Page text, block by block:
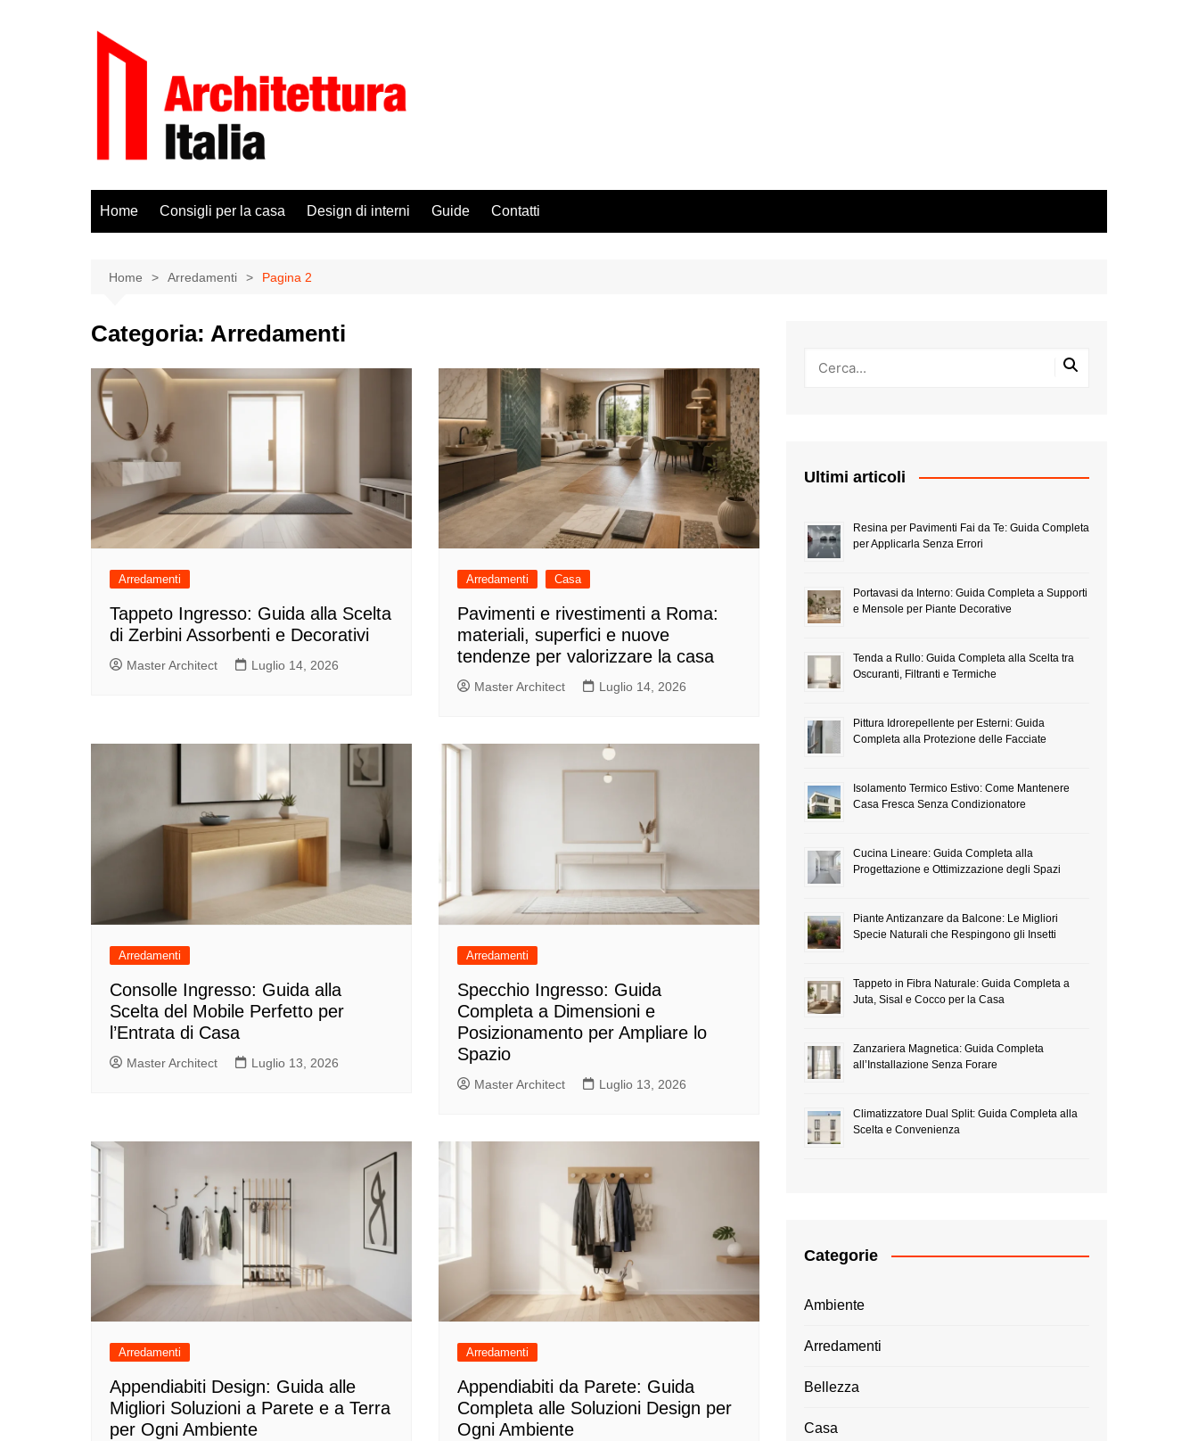
Home Consigli per la casa Design di interni Guide Contatti
Home Arredamenti Pagina 2
Categoria: Arredamenti
Arredamenti
Tappeto Ingresso: Guida alla Scelta
di Zerbini Assorbenti e Decorativi
Master Architect Luglio 14, 2026
Arredamenti Casa
Pavimenti e rivestimenti a Roma:
materiali, superfici e nuove
tendenze per valorizzare la casa
Master Architect Luglio 14, 2026
Arredamenti
Consolle Ingresso: Guida alla
Scelta del Mobile Perfetto per
l’Entrata di Casa
Master Architect Luglio 13, 2026
Arredamenti
Specchio Ingresso: Guida
Completa a Dimensioni e
Posizionamento per Ampliare lo
Spazio
Master Architect Luglio 13, 2026
Arredamenti
Appendiabiti Design: Guida alle
Migliori Soluzioni a Parete e a Terra
per Ogni Ambiente
Arredamenti
Appendiabiti da Parete: Guida
Completa alle Soluzioni Design per
Ogni Ambiente
Ultimi articoli
Resina per Pavimenti Fai da Te: Guida Completa
per Applicarla Senza Errori
Portavasi da Interno: Guida Completa a Supporti
e Mensole per Piante Decorative
Tenda a Rullo: Guida Completa alla Scelta tra
Oscuranti, Filtranti e Termiche
Pittura Idrorepellente per Esterni: Guida
Completa alla Protezione delle Facciate
Isolamento Termico Estivo: Come Mantenere
Casa Fresca Senza Condizionatore
Cucina Lineare: Guida Completa alla
Progettazione e Ottimizzazione degli Spazi
Piante Antizanzare da Balcone: Le Migliori
Specie Naturali che Respingono gli Insetti
Tappeto in Fibra Naturale: Guida Completa a
Juta, Sisal e Cocco per la Casa
Zanzariera Magnetica: Guida Completa
all’Installazione Senza Forare
Climatizzatore Dual Split: Guida Completa alla
Scelta e Convenienza
Categorie
Ambiente
Arredamenti
Bellezza
Casa